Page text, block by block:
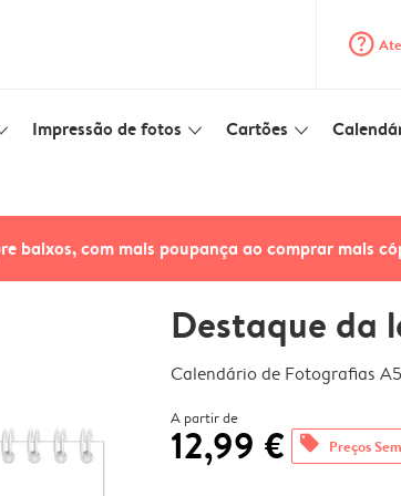
question_mark_circle
Impressão de fotos slim_arrow_down Cartões slim_arrow_down
baixos, com mais poupança ao comprar mais
Destaque da
Calendário de Fotografias
A partir de
12,99 € offers Preços